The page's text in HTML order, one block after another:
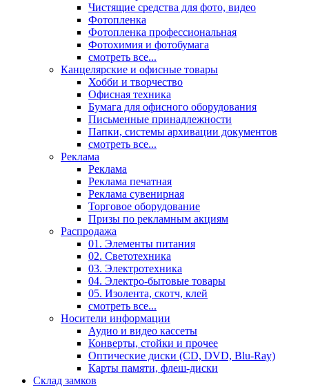
Чистящие средства для фото, видео
Фотопленка
Фотопленка профессиональная
Фотохимия и фотобумага
смотреть все...
Канцелярские и офисные товары
Хобби и творчество
Офисная техника
Бумага для офисного оборудования
Письменные принадлежности
Папки, системы архивации документов
смотреть все...
Реклама
Реклама
Реклама печатная
Реклама сувенирная
Торговое оборудование
Призы по рекламным акциям
Распродажа
01. Элементы питания
02. Светотехника
03. Электротехника
04. Электро-бытовые товары
05. Изолента, скотч, клей
смотреть все...
Носители информации
Аудио и видео кассеты
Конверты, стойки и прочее
Оптические диски (CD, DVD, Blu-Ray)
Карты памяти, флеш-диски
Склад замков